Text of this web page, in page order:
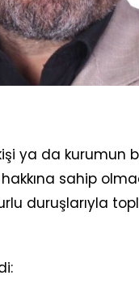
ya da kurumun
sahip
duruşlarıyla